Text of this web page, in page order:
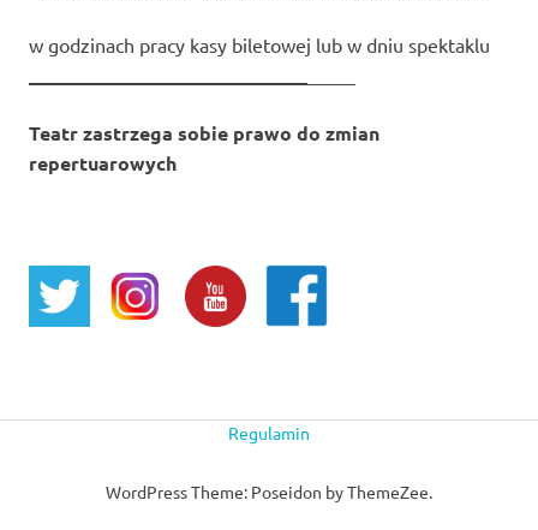
w godzinach pracy kasy biletowej lub w dniu spektaklu
Teatr zastrzega sobie prawo do zmian
repertuarowych
Regulamin
WordPress Theme: Poseidon by ThemeZee.